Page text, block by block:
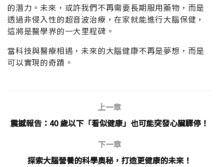
的潛力。未來，或許我們不再需要長期服用藥物，而是
透過非侵入性的超音波治療，在家就能進行大腦保健，
這將是醫學界的一大里程碑。
當科技與醫療相遇，未來的大腦健康不再是夢想，而是
可以實現的奇蹟。
上一章
震撼報告：40 歲以下「看似健康」也可能突發心臟驟停！
下一章
探索大腦營養的科學奧秘，打造更健康的未來！